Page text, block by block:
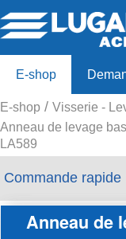
E-shop
Offre 80ans
E-shop
Visserie -
Anneau de levage
LA589
Commande rapide
Anneau de